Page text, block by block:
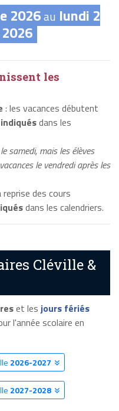
2026au lundi 2
les
: les vacances débutent
dans les
samedi, mais les élèves
le vendredi après les
reprise des cours
dans les calendriers.
Cléville &
et les jours fériés
l'année scolaire en
2026-2027
2027-2028